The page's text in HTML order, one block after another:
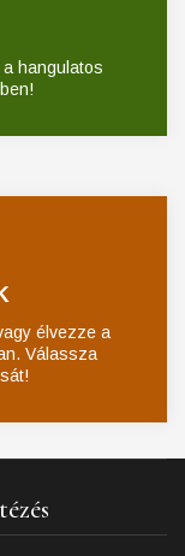
hangulatos
élvezze a
Válassza